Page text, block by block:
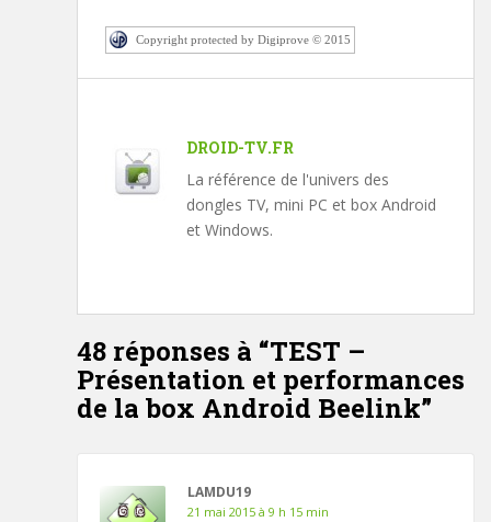
Copyright protected by Digiprove © 2015
DROID-TV.FR
La référence de l'univers des
dongles TV, mini PC et box Android
et Windows.
48 réponses à “TEST –
Présentation et performances
de la box Android Beelink”
LAMDU19
21 mai 2015 à 9 h 15 min